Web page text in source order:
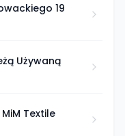
19
Używaną
Textile